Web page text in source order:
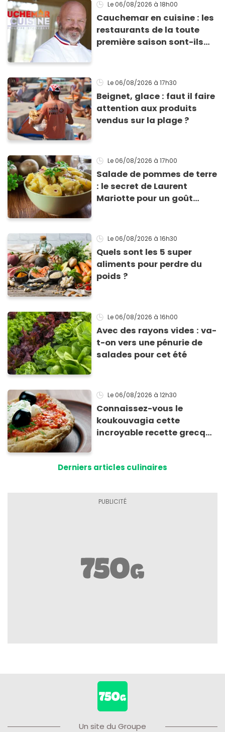
Le 06/08/2026 à 18h00
Cauchemar en cuisine : les
restaurants de la toute
première saison sont-ils
Le 06/08/2026 à 17h30
Beignet, glace : faut il faire
attention aux produits
vendus sur la plage ?
Le 06/08/2026 à 17h00
Salade de pommes de terre
: le secret de Laurent
Mariotte pour un goût
Le 06/08/2026 à 16h30
Quels sont les 5 super
aliments pour perdre du
poids ?
Le 06/08/2026 à 16h00
Avec des rayons vides : va-
t-on vers une pénurie de
salades pour cet été
Le 06/08/2026 à 12h30
Connaissez-vous le
koukouvagia cette
incroyable recette grecque
Derniers articles culinaires
Un site du Groupe